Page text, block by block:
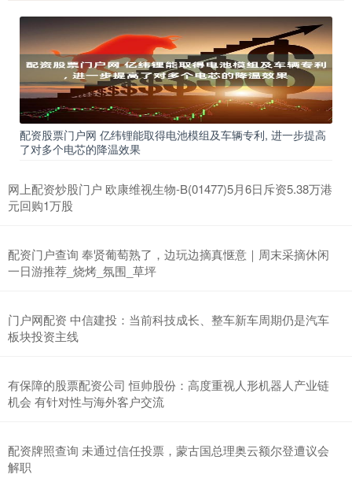
配资股票门户网 亿纬锂能取得电池模组及车辆专利, 进一步提高
了对多个电芯的降温效果
网上配资炒股门户 欧康维视生物-B(01477)5月6日斥资5.38万港
元回购1万股
配资门户查询 奉贤葡萄熟了，边玩边摘真惬意｜周末采摘休闲
一日游推荐_烧烤_氛围_草坪
门户网配资 中信建投：当前科技成长、整车新车周期仍是汽车
板块投资主线
有保障的股票配资公司 恒帅股份：高度重视人形机器人产业链
机会 有针对性与海外客户交流
配资牌照查询 未通过信任投票，蒙古国总理奥云额尔登遭议会
解职